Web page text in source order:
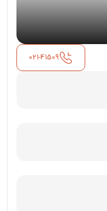
021-41509